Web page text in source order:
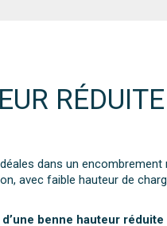
RÉDUITE
dans un encombrement
avec faible hauteur de
benne hauteur réduite